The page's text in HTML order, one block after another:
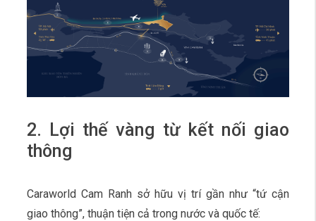
2. Lợi thế vàng từ kết nối giao
thông
Caraworld Cam Ranh sở hữu vị trí gần như “tứ cận
giao thông”, thuận tiện cả trong nước và quốc tế: